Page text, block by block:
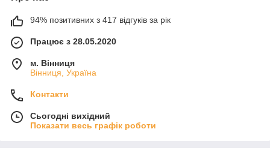
94% позитивних з 417 відгуків за рік
Працює з 28.05.2020
м. Вінниця
Вінниця, Україна
Контакти
Сьогодні вихідний
Показати весь графік роботи